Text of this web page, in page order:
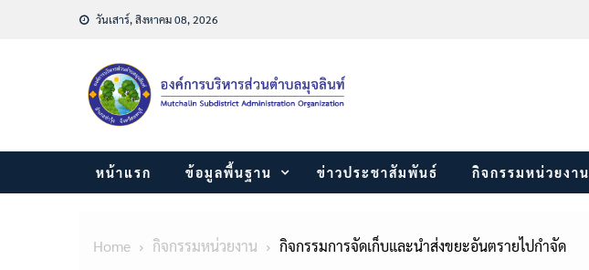
วันเสาร์, สิงหาคม 08, 2026
หน้าแรก ข้อมูลพื้นฐาน ข่าวประชาสัมพันธ์ กิจกรรมหน่วยงาน
Home กิจกรรมหน่วยงาน กิจกรรมการจัดเก็บและนำส่งขยะอันตรายไปกำจัด